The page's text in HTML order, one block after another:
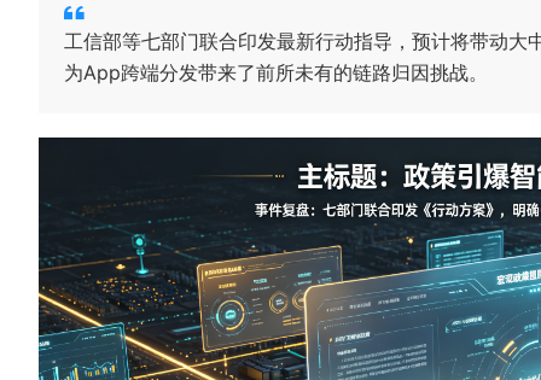
工信部等七部门联合印发最新行动指导，预计将带动
为App跨端分发带来了前所未有的链路归因挑战。